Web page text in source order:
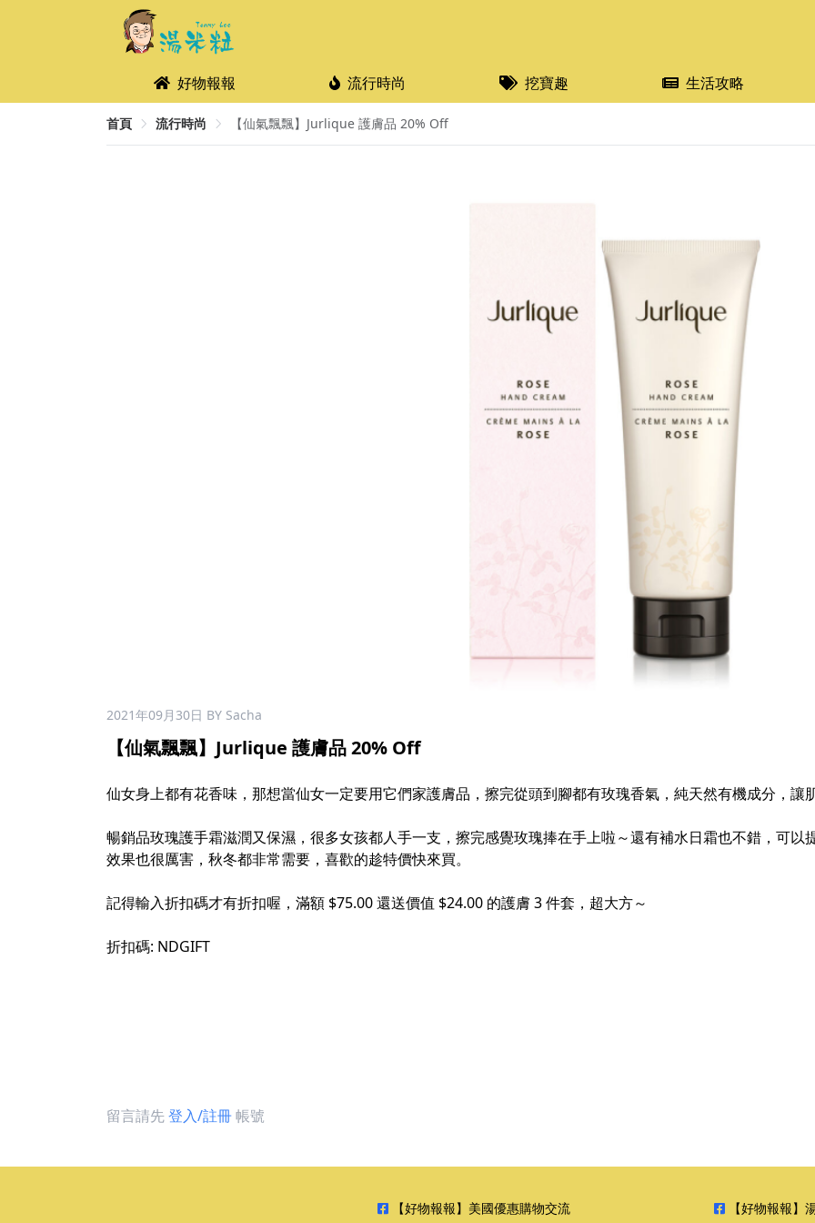
好物報報 流行時尚 挖寶趣 生活攻略
首頁 流行時尚 【仙氣飄飄】Jurlique 護膚品 20% Off
2021年09月30日 BY Sacha
【仙氣飄飄】Jurlique 護膚品 20% Off
仙女身上都有花香味，那想當仙女一定要用它們家護膚品，擦完從頭到腳都有玫瑰香氣，純天然有機成分，讓
暢銷品玫瑰護手霜滋潤又保濕，很多女孩都人手一支，擦完感覺玫瑰捧在手上啦～還有補水日霜也不錯，可
效果也很厲害，秋冬都非常需要，喜歡的趁特價快來買。
記得輸入折扣碼才有折扣喔，滿額 $75.00 還送價值 $24.00 的護膚 3 件套，超大方～
折扣碼: NDGIFT
留言請先登入/註冊帳號
【好物報報】美國優惠購物交流 【好物報報】